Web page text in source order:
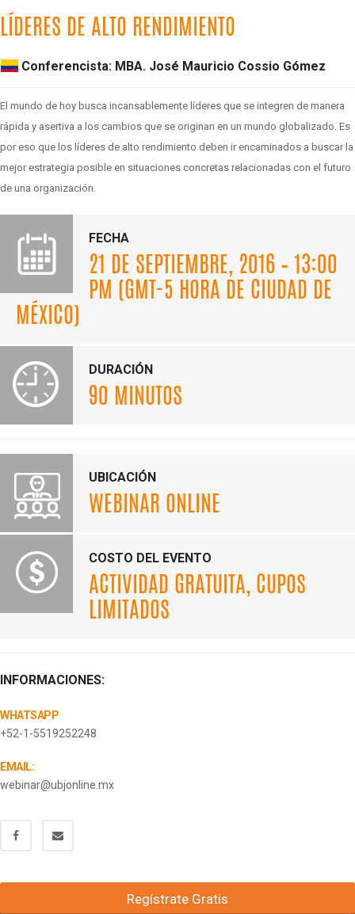
LÍDERES DE ALTO RENDIMIENTO
Conferencista: MBA. José Mauricio Cossio Gómez
El mundo de hoy busca incansablemente líderes que se integren de manera
rápida y asertiva a los cambios que se originan en un mundo globalizado. Es
por eso que los líderes de alto rendimiento deben ir encaminados a buscar la
mejor estrategia posible en situaciones concretas relacionadas con el futuro
de una organización.
FECHA
21 DE SEPTIEMBRE, 2016 – 13:00
PM (GMT-5 HORA DE CIUDAD DE
MÉXICO)
DURACIÓN
90 MINUTOS
UBICACIÓN
WEBINAR ONLINE
COSTO DEL EVENTO
ACTIVIDAD GRATUITA, CUPOS
LIMITADOS
INFORMACIONES:
WHATSAPP
+52-1-5519252248
EMAIL:
webinar@ubjonline.mx
Regístrate Gratis